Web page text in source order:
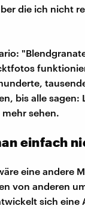
die ich nicht
bis alle sagen:
sehen.
einfach
eine andere
von anderen
sich eine